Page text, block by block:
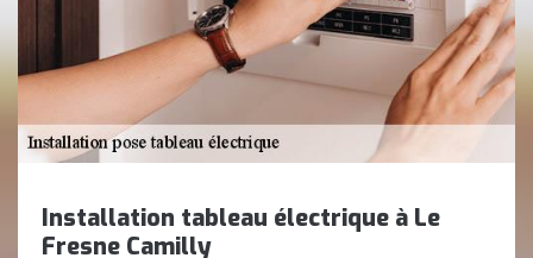
Installation tableau électrique à Le
Fresne Camilly